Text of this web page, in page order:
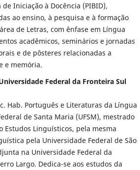
Iniciação à Docência (PIBID),
ao ensino, à pesquisa e à formação
de Letras, com ênfase em Língua
acadêmicos, seminários e jornadas
e de pôsteres relacionadas a
e memória.
Federal da Fronteira Sul
Hab. Português e Literaturas da Língua
de Santa Maria (UFSM), mestrado
Estudos Linguísticos, pela mesma
pela Universidade Federal de São
na Universidade Federal da
Largo. Dedica-se aos estudos da